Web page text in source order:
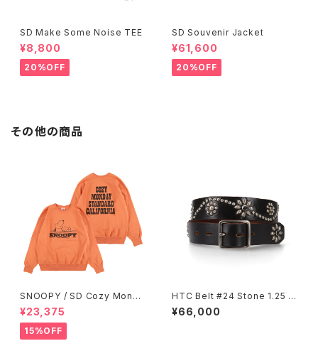
SD Make Some Noise TEE
¥8,800
20%OFF
SD Souvenir Jacket
¥61,600
20%OFF
その他の商品
SNOOPY / SD Cozy Monda
y Crew Sweat
¥23,375
15%OFF
HTC Belt #24 Stone 1.25 W
ith End
¥66,000